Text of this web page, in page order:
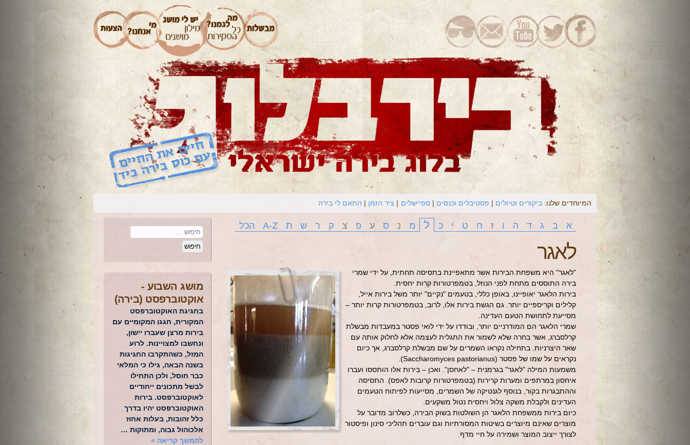
המיוחדים שלנו: ביקורים וטיולים פסטיבלים וכנסים ספיישלים ציר הזמן התאם לי בירה
א ב ג ד ה ו ז ח ט י כ ל מ נ ס ע פ צ ק ר ש ת A-Z הכל
לאגר
"לאגר" היא משפחת הבירות אשר מתאפיינת בתסיסה תחתית, על ידי שמרי
בירה התוססים מתחת לפני הנוזל, בטמפרטורות קרות יחסית.
בירות הלאגר יאופיינו, באופן כללי, בטעמים "נקיים" יותר משל בירות אייל,
קלילים וקריספיים יותר. גם הגשת בירות אלו, לרוב, בטמפרטורות קרות יותר –
מסייעת לתחושת הטעם העדינה.
שמרי הלאגר הם המודרניים יותר, ובודדו על ידי לואי פסטר במעבדות מבשלת
קרלסברג, אשר בחרה שלא לשמור את התגלית לעצמה אלא לחלוק אותה עם
שאר היצרניות. בתחילה נקראו השמרים על שם מבשלת קרלסברג, אך כיום
נקראים על שמו של פסטר (Saccharomyces pastorianus).
משמעות המילה "לאגר" בגרמנית – "לאחסן". ואכן – בירות אלו הותססו ועברו
איחסון במרתפים ומערות קרירות (בטמפרטורות קרובות לאפס). התסיסה
וההתבגרות בקור, בנוסף לגנטיקה של השמרים, מסייעות לפיתוח הטעמים
העדינים ולקבלת משקה צלול ויחסית נטול משקעים.
כיום בירות ממשפחת הלאגר הן השולטות בשוק הבירה, כשלרוב מדובר על
מוצרים שאינם מיוצרים בשיטות המסורתיות וגם עוברים תהליכי סינון ופיסטור
לצורך ייצוב המוצר ושמירה על חיי מדף.
מושג השבוע -
אוקטוברפסט (בירה)
בחגיגת האוקטוברפסט
המקורית, חגגו המקומיים עם
בירות מרצן שעברו יישון,
ונחשבו למצויינות. לרוע
המזל, כשהתקרבו החגיגות
בשנה הבאה, גילו כי המלאי
כבר חוסל, ולכן התחילו
לבשל מתכונים ייחודיים
לאוקטוברפסט. בירות
האוקטוברפסט יהיו בדרך
כלל זהובות, בעלות אחוז
אלכוהול גבוה, ומתוקות …
להמשך קריאה »